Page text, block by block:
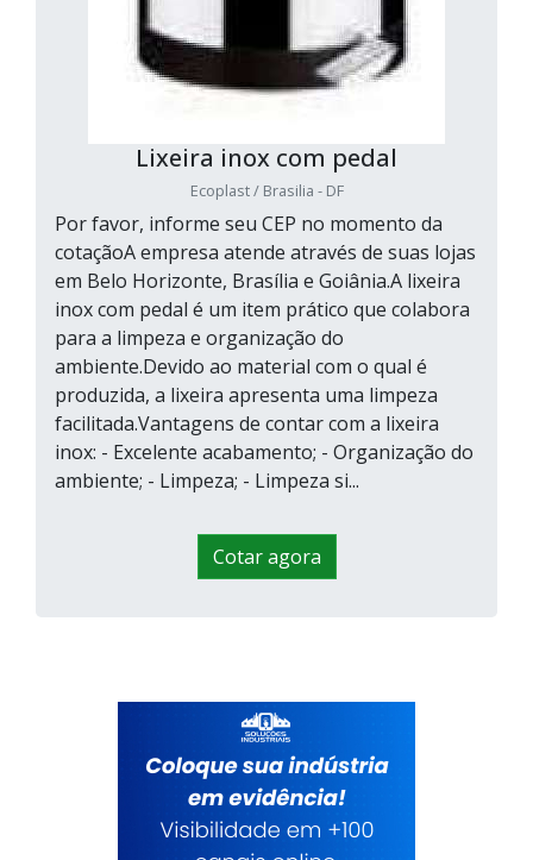
Lixeira inox com pedal
Ecoplast / Brasilia - DF
Por favor, informe seu CEP no momento da
cotaçãoA empresa atende através de suas lojas
em Belo Horizonte, Brasília e Goiânia.A lixeira
inox com pedal é um item prático que colabora
para a limpeza e organização do
ambiente.Devido ao material com o qual é
produzida, a lixeira apresenta uma limpeza
facilitada.Vantagens de contar com a lixeira
inox: - Excelente acabamento; - Organização do
ambiente; - Limpeza; - Limpeza si...
Cotar agora